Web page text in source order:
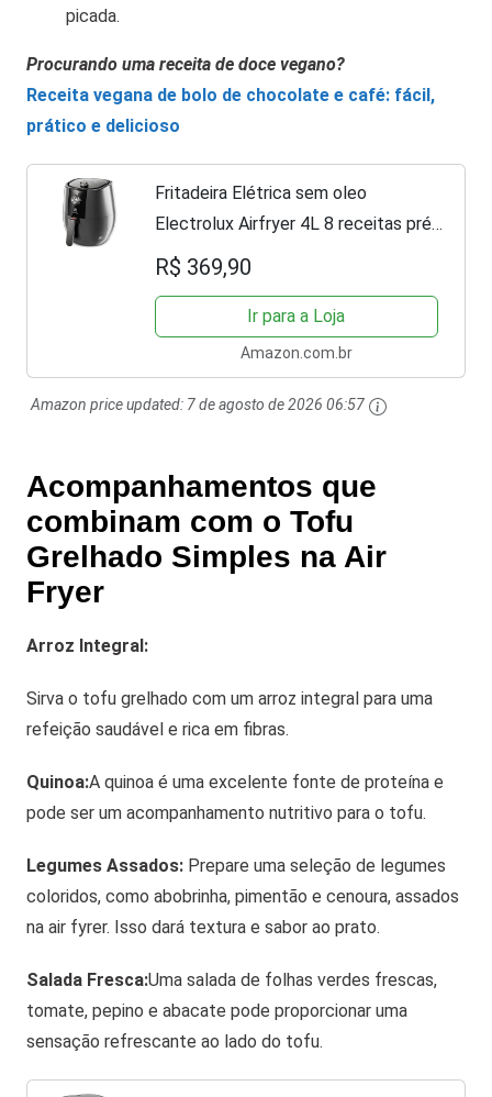
picada.
Procurando uma receita de doce vegano?
Receita vegana de bolo de chocolate e café: fácil,
prático e delicioso
Fritadeira Elétrica sem oleo
Electrolux Airfryer 4L 8 receitas pré-
sugeridas desligamento automatico
cesto removivel 1400W EAF30
grafite 127v por Rita Lobo
R$ 369,90
Ir para a Loja
Amazon.com.br
Amazon price updated: 7 de agosto de 2026 06:57
Acompanhamentos que
combinam com o Tofu
Grelhado Simples na Air
Fryer
Arroz Integral:
Sirva o tofu grelhado com um arroz integral para uma
refeição saudável e rica em fibras.
Quinoa:A quinoa é uma excelente fonte de proteína e
pode ser um acompanhamento nutritivo para o tofu.
Legumes Assados: Prepare uma seleção de legumes
coloridos, como abobrinha, pimentão e cenoura, assados
na air fyrer. Isso dará textura e sabor ao prato.
Salada Fresca:Uma salada de folhas verdes frescas,
tomate, pepino e abacate pode proporcionar uma
sensação refrescante ao lado do tofu.